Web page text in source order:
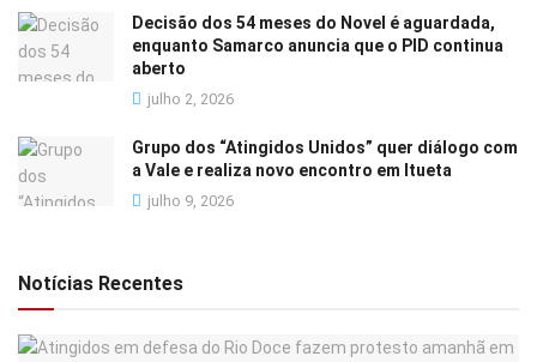
Decisão dos 54 meses do Novel é aguardada,
enquanto Samarco anuncia que o PID continua
aberto
julho 2, 2026
Grupo dos “Atingidos Unidos” quer diálogo com
a Vale e realiza novo encontro em Itueta
julho 9, 2026
Notícias Recentes